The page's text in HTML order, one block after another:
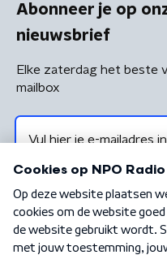
Abonneer je op
nieuwsbrief
Elke zaterdag het beste
mailbox
Algemene voorwaarden